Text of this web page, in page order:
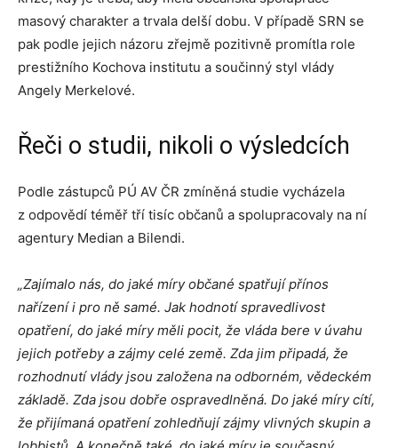
masový charakter a trvala delší dobu. V případě SRN se
pak podle jejich názoru zřejmě pozitivně promítla role
prestižního Kochova institutu a součinný styl vlády
Angely Merkelové.
Řeči o studii, nikoli o výsledcích
Podle zástupců PÚ AV ČR zmíněná studie vycházela
z odpovědí téměř tří tisíc občanů a spolupracovaly na ní
agentury Median a Bilendi.
„Zajímalo nás, do jaké míry občané spatřují přínos
nařízení i pro ně samé. Jak hodnotí spravedlivost
opatření, do jaké míry měli pocit, že vláda bere v úvahu
jejich potřeby a zájmy celé země. Zda jim připadá, že
rozhodnutí vlády jsou založena na odborném, vědeckém
základě. Zda jsou dobře ospravedlněná. Do jaké míry cítí,
že přijímaná opatření zohledňují zájmy vlivných skupin a